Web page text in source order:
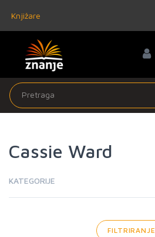
Knjižare
Cassie Ward
KATEGORIJE
FILTRIRANJE